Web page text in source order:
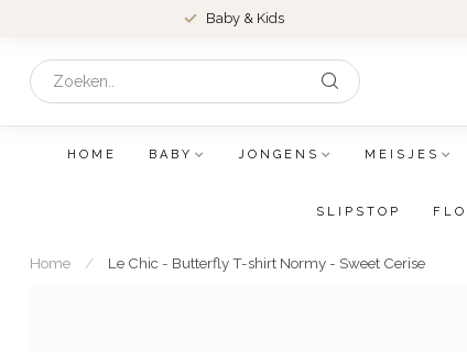
Baby & Kids
HOME BABY JONGENS MEISJES
SLIPSTOP
Home / Le Chic - Butterfly T-shirt Normy - Sweet Cerise